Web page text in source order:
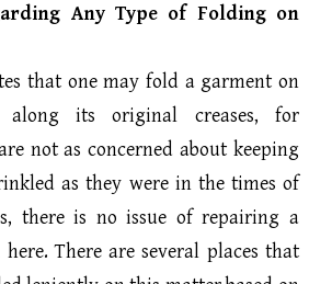
Any Type of Folding on
that one may fold a garment on
along its original creases, for
not as concerned about keeping
as they were in the times of
there is no issue of repairing a
here. There are several places that